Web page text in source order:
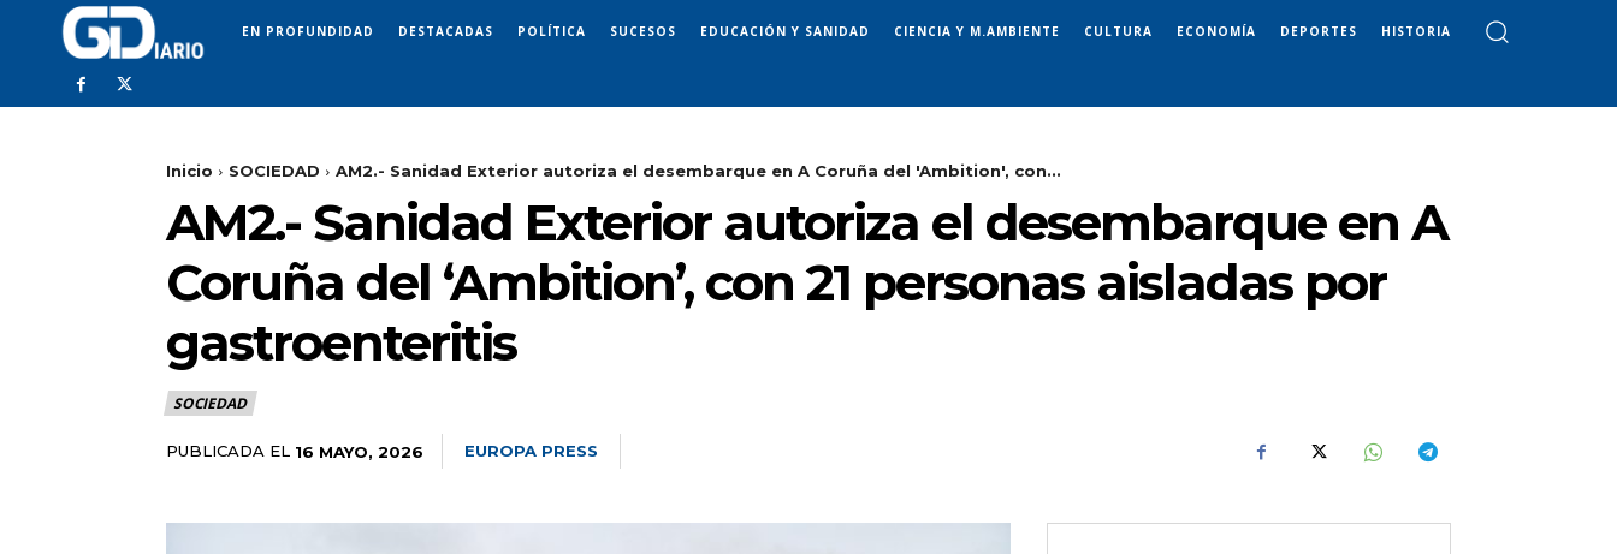
EN PROFUNDIDAD DESTACADAS POLÍTICA SUCESOS EDUCACIÓN Y SANIDAD CIENCIA Y M.AMBIENTE CULTURA ECONOMÍA DEPORTES HISTORIA
Inicio SOCIEDAD AM2.- Sanidad Exterior autoriza el desembarque en A Coruña del 'Ambition', con...
AM2.- Sanidad Exterior autoriza el desembarque en A
Coruña del ‘Ambition’, con 21 personas aisladas por
gastroenteritis
SOCIEDAD
PUBLICADA EL 16 MAYO, 2026 EUROPA PRESS